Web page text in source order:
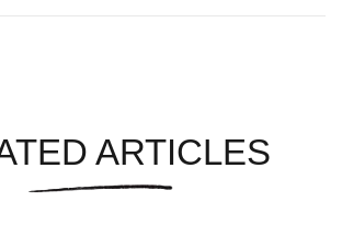
ARTICLES